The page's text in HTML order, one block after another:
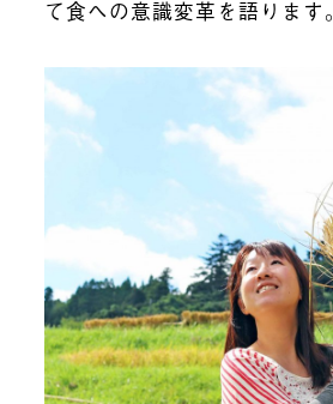
て食への意識変革を語ります。